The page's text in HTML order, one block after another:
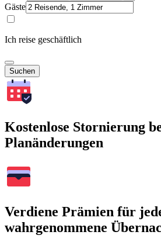
Gäste
Ich reise geschäftlich
Suchen
Kostenlose Stornierung
Planänderungen
Verdiene Prämien für
wahrgenommene